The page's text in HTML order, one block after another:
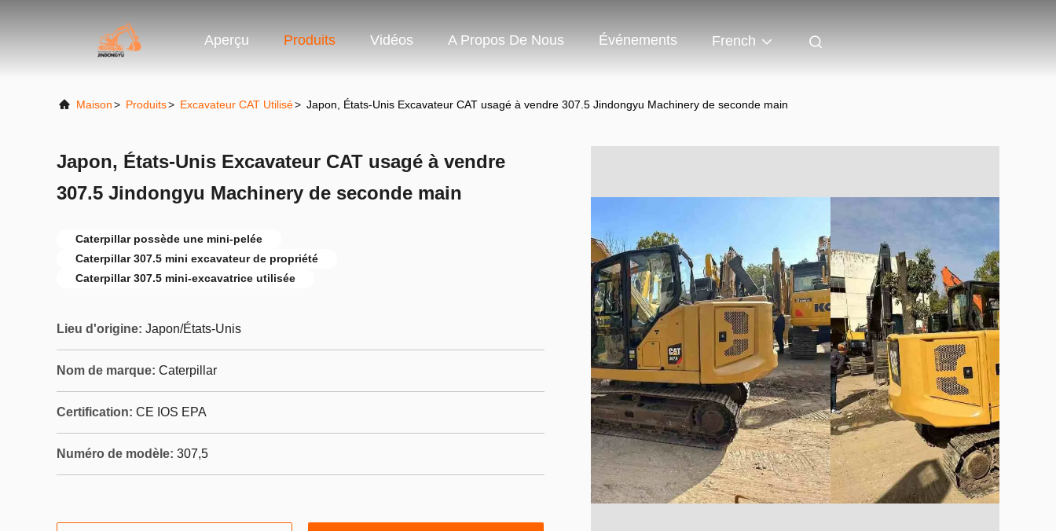
Aperçu Produits Vidéos A Propos De Nous Événements French
Maison> Produits> Excavateur CAT Utilisé> Japon, États-Unis Excavateur CAT usagé à vendre 307.5 Jindongyu Machinery de seconde main
Japon, États-Unis Excavateur CAT usagé à vendre
307.5 Jindongyu Machinery de seconde main
Caterpillar possède une mini-pelée
Caterpillar 307.5 mini excavateur de propriété
Caterpillar 307.5 mini-excavatrice utilisée
Lieu d'origine: Japon/États-Unis
Nom de marque: Caterpillar
Certification: CE IOS EPA
Numéro de modèle: 307,5